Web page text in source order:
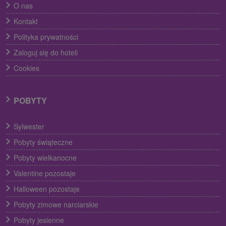
O nas
Kontakt
Polityka prywatności
Zaloguj się do hoteli
Cookies
POBYTY
Sylwester
Pobyty świąteczne
Pobyty wielkanocne
Valentine pozostaje
Halloween pozostaje
Pobyty zimowe narciarskie
Pobyty jesienne